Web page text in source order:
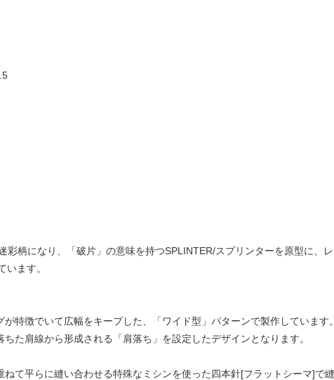
彩柄になり、「破片」の意味を持つSPLINTER/スプリンターを原型に、
ます。
特徴でいて広幅をキープした、「ワイド型」パターンで製作しています。
た肩線から形成される「肩落ち」を設定したデザインとなります。
て平らに縫い合わせる特殊なミシンを使った四本針[フラットシーマ]で縫